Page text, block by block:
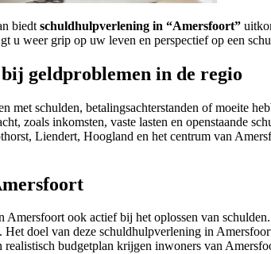
biedt schuldhulpverlening in “Amersfoort”
weer grip op uw leven en perspectief op een
geldproblemen in de regio
met schulden, betalingsachterstanden of moeite
zoals inkomsten, vaste lasten en openstaande
Liendert, Hoogland en het centrum van
ook actief bij het oplossen van
doel van deze schuldhulpverlening in
budgetplan krijgen inwoners van